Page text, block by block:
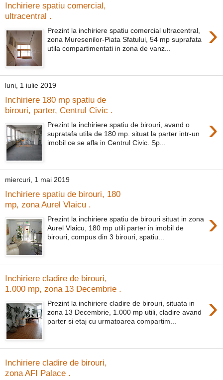
Inchiriere spatiu comercial,
ultracentral .
›
Prezint la inchiriere spatiu comercial ultracentral,
zona Muresenilor-Piata Sfatului, 54 mp suprafata
utila compartimentati in zona de vanz...
luni, 1 iulie 2019
Inchiriere 180 mp spatiu de
birouri, parter, Centrul Civic .
›
Prezint la inchiriere spatiu de birouri, avand o
supratafa utila de 180 mp. situat la parter intr-un
imobil ce se afla in Centrul Civic. Sp...
miercuri, 1 mai 2019
Inchiriere spatiu de birouri, 180
mp, zona Aurel Vlaicu .
›
Prezint la inchiriere spatiu de birouri situat in zona
Aurel Vlaicu, 180 mp utili parter in imobil de
birouri, compus din 3 birouri, spatiu...
Inchiriere cladire de birouri,
1.000 mp, zona 13 Decembrie .
›
Prezint la inchiriere cladire de birouri, situata in
zona 13 Decembrie, 1.000 mp utili, cladire avand
parter si etaj cu urmatoarea compartim...
Inchiriere cladire de birouri,
zona AFI Palace .